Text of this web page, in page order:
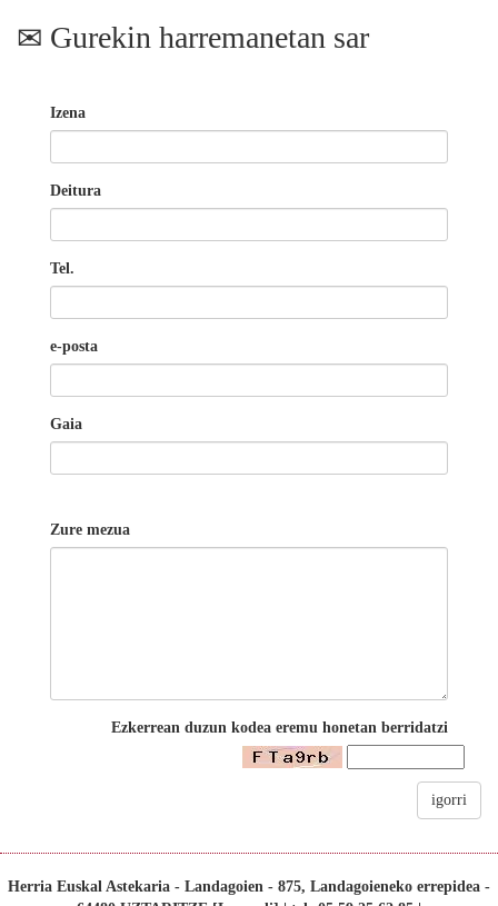
Gurekin harremanetan sar
Izena
Deitura
Tel.
e-posta
Gaia
Zure mezua
Ezkerrean duzun kodea eremu honetan berridatzi
igorri
Herria Euskal Astekaria - Landagoien - 875, Landagoieneko errepidea -